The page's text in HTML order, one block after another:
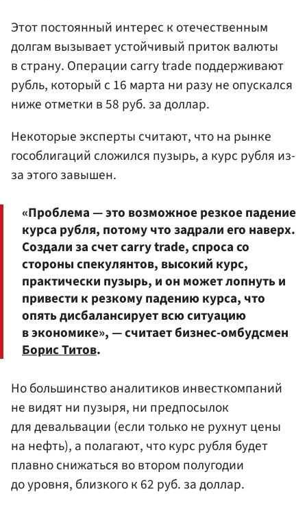
Этот постоянный интерес к отечественным
долгам вызывает устойчивый приток валюты
в страну. Операции carry trade поддерживают
рубль, который с 16 марта ни разу не опускался
ниже отметки в 58 руб. за доллар.
Некоторые эксперты считают, что на рынке
гособлигаций сложился пузырь, а курс рубля из-
за этого завышен.
«Проблема — это возможное резкое падение
курса рубля, потому что задрали его наверх.
Создали за счет carry trade, спроса со
стороны спекулянтов, высокий курс,
практически пузырь, и он может лопнуть и
привести к резкому падению курса, что
опять дисбалансирует всю ситуацию
в экономике», — считает бизнес-омбудсмен
Борис Титов.
Но большинство аналитиков инвесткомпаний
не видят ни пузыря, ни предпосылок
для девальвации (если только не рухнут цены
на нефть), а полагают, что курс рубля будет
плавно снижаться во втором полугодии
до уровня, близкого к 62 руб. за доллар.